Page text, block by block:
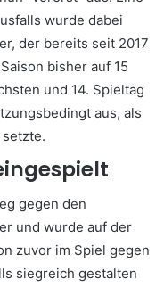
wurde dabei
der bereits seit 2017
bisher auf 15
und 14. Spieltag
aus, als
gegen den
und wurde auf der
zuvor im Spiel gegen
siegreich gestalten